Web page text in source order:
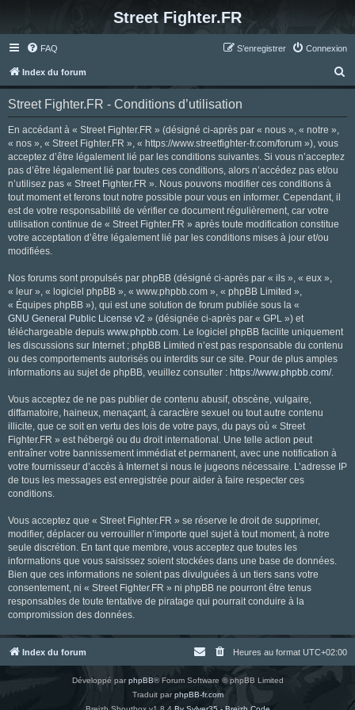
Street Fighter.FR
FAQ Connexion
S’enregistrer
Index du forum
e
Street Fighter.FR - Conditions d’utilisation
En accédant à « Street Fighter.FR » (désigné ci-après par « nous », « notre »,
« nos », « Street Fighter.FR », « https://www.streetfighter-fr.com/forum »), vous
acceptez d’être légalement lié par les conditions suivantes. Si vous n’acceptez
pas d’être légalement lié par toutes ces conditions, alors n’accédez pas et/ou
n’utilisez pas « Street Fighter.FR ». Nous pouvons modifier ces conditions à
tout moment et ferons tout notre possible pour vous en informer. Cependant, il
est de votre responsabilité de vérifier ce document régulièrement, car votre
utilisation continue de « Street Fighter.FR » après toute modification constitue
votre acceptation d’être légalement lié par les conditions mises à jour et/ou
modifiées.
Nos forums sont propulsés par phpBB (désigné ci-après par « ils », « eux »,
« leur », « logiciel phpBB », « www.phpbb.com », « phpBB Limited »,
« Équipes phpBB »), qui est une solution de forum publiée sous la «
GNU General Public License v2 » (désignée ci-après par « GPL ») et
téléchargeable depuis www.phpbb.com. Le logiciel phpBB facilite uniquement
les discussions sur Internet ; phpBB Limited n’est pas responsable du contenu
ou des comportements autorisés ou interdits sur ce site. Pour de plus amples
informations au sujet de phpBB, veuillez consulter : https://www.phpbb.com/.
Vous acceptez de ne pas publier de contenu abusif, obscène, vulgaire,
diffamatoire, haineux, menaçant, à caractère sexuel ou tout autre contenu
illicite, que ce soit en vertu des lois de votre pays, du pays où « Street
Fighter.FR » est hébergé ou du droit international. Une telle action peut
entraîner votre bannissement immédiat et permanent, avec une notification à
votre fournisseur d’accès à Internet si nous le jugeons nécessaire. L’adresse IP
de tous les messages est enregistrée pour aider à faire respecter ces
conditions.
Vous acceptez que « Street Fighter.FR » se réserve le droit de supprimer,
modifier, déplacer ou verrouiller n’importe quel sujet à tout moment, à notre
seule discrétion. En tant que membre, vous acceptez que toutes les
informations que vous saisissez soient stockées dans une base de données.
Bien que ces informations ne soient pas divulguées à un tiers sans votre
consentement, ni « Street Fighter.FR » ni phpBB ne pourront être tenus
responsables de toute tentative de piratage qui pourrait conduire à la
compromission des données.
Index du forum Heures au format UTC+02:00
Développé parphpBB® Forum Software © phpBB Limited
Traduit parphpBB-fr.com